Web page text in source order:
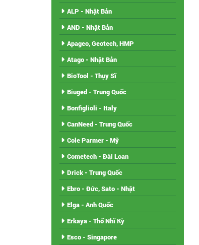
ALP - Nhật Bản
AND - Nhật Bản
Apageo, Geotech, HMP
Atago - Nhật Bản
BioTool - Thụy Sĩ
Biuged - Trung Quốc
Bonfiglioli - Italy
CanNeed - Trung Quốc
Cole Parmer - Mỹ
Cometech - Đài Loan
Drick - Trung Quốc
Ebro - Đức, Sato - Nhật
Elga - Anh Quốc
Erkaya - Thổ Nhĩ Kỳ
Esco - Singapore